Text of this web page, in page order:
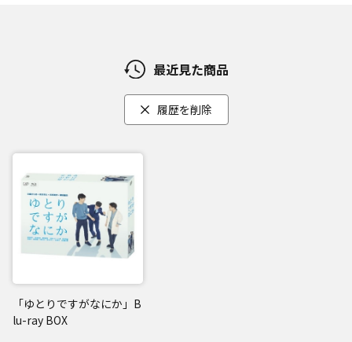
最近見た商品
履歴を削除
「ゆとりですがなにか」B
lu-ray BOX